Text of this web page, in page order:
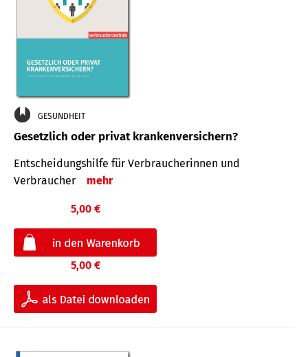
GESUNDHEIT
Gesetzlich oder privat krankenversichern?
Entscheidungshilfe für Verbraucherinnen und
Verbraucher
mehr
5,00 €
5,00 €